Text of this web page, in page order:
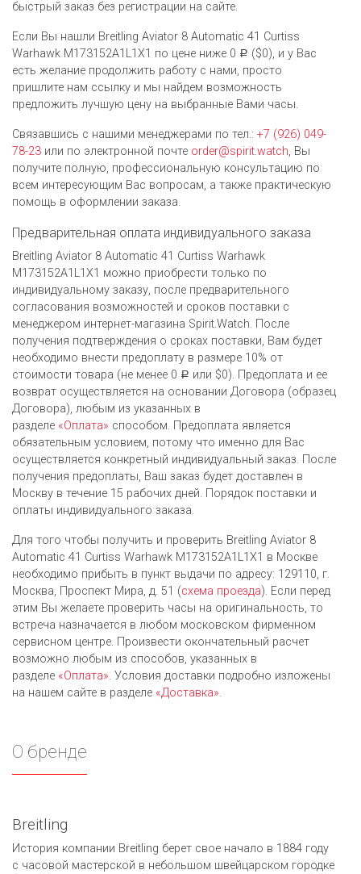
быстрый заказ без регистрации на сайте.
Если Вы нашли Breitling Aviator 8 Automatic 41 Curtiss
Warhawk M173152A1L1X1 по цене ниже 0 Р ($0), и у Вас
есть желание продолжить работу с нами, просто
пришлите нам ссылку и мы найдем возможность
предложить лучшую цену на выбранные Вами часы.
Связавшись с нашими менеджерами по тел.: +7 (926) 049-
78-23 или по электронной почте order@spirit.watch, Вы
получите полную, профессиональную консультацию по
всем интересующим Вас вопросам, а также практическую
помощь в оформлении заказа.
Предварительная оплата индивидуального заказа
Breitling Aviator 8 Automatic 41 Curtiss Warhawk
M173152A1L1X1 можно приобрести только по
индивидуальному заказу, после предварительного
согласования возможностей и сроков поставки с
менеджером интернет-магазина Spirit.Watch. После
получения подтверждения о сроках поставки, Вам будет
необходимо внести предоплату в размере 10% от
стоимости товара (не менее 0 Р или $0). Предоплата и ее
возврат осуществляется на основании Договора (образец
Договора), любым из указанных в
разделе «Оплата» способом. Предоплата является
обязательным условием, потому что именно для Вас
осуществляется конкретный индивидуальный заказ. После
получения предоплаты, Ваш заказ будет доставлен в
Москву в течение 15 рабочих дней. Порядок поставки и
оплаты индивидуального заказа.
Для того чтобы получить и проверить Breitling Aviator 8
Automatic 41 Curtiss Warhawk M173152A1L1X1 в Москве
необходимо прибыть в пункт выдачи по адресу: 129110, г.
Москва, Проспект Мира, д. 51 (схема проезда). Если перед
этим Вы желаете проверить часы на оригинальность, то
встреча назначается в любом московском фирменном
сервисном центре. Произвести окончательный расчет
возможно любым из cпособов, указанных в
разделе «Оплата». Условия доставки подробно изложены
на нашем сайте в разделе «Доставка».
О бренде
Breitling
История компании Breitling берет свое начало в 1884 году
с часовой мастерской в небольшом швейцарском городке